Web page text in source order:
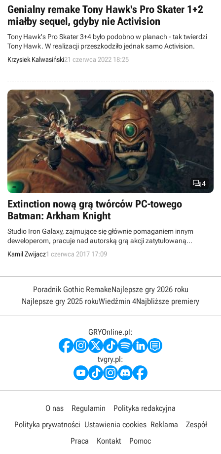
Genialny remake Tony Hawk's Pro Skater 1+2
miałby sequel, gdyby nie Activision
Tony Hawk's Pro Skater 3+4 było podobno w planach - tak twierdzi
Tony Hawk. W realizacji przeszkodziło jednak samo Activision.
Krzysiek Kalwasiński21 czerwca 2022 18:25
4
Extinction nową grą twórców PC-towego
Batman: Arkham Knight
Studio Iron Galaxy, zajmujące się głównie pomaganiem innym
deweloperom, pracuje nad autorską grą akcji zatytułowaną
Extinction. W produkcji wcielimy się w wojownika walczącego z
ogromnymi ogrami.
Kamil Zwijacz1 czerwca 2017 17:09
Poradnik Gothic RemakeNajlepsze gry 2026 roku
Najlepsze gry 2025 rokuWiedźmin 4Najbliższe premiery
GRYOnline.pl:
tvgry.pl:
O nas Regulamin
Polityka redakcyjna
Polityka prywatności Ustawienia cookies Reklama
Zespół
Praca
Kontakt Pomoc